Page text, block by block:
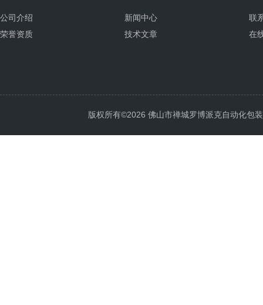
公司介绍
荣誉资质
新闻中心
技术文章
联
在
版权所有©2026 佛山市禅城罗博派克自动化